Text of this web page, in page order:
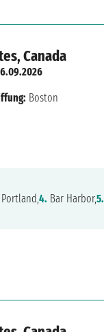
Canada
Boston
Portland,4. Bar Harbor,5.